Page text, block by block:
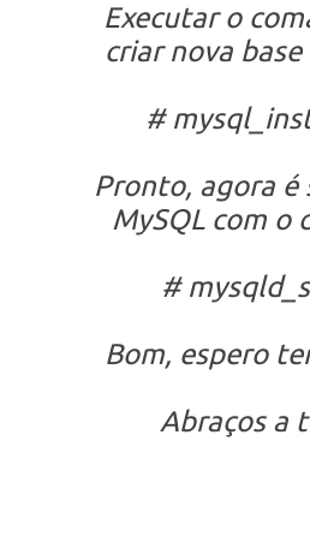
Executar o
criar nova
#
Pronto, agora é
MySQL com o
#
Bom, espero
Abraços a